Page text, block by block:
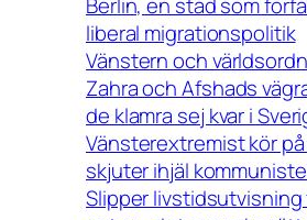
liberal migrationspolitik
Vänstern och
Zahra och Afshads
de klamra sej kvar i
Vänsterextremist kör
skjuter ihjäl
Slipper